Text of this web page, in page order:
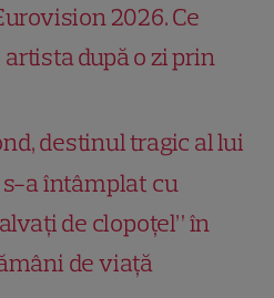
2026. Ce
după o zi prin
destinul tragic al lui
s-a întâmplat cu
de clopoțel” în
de viață